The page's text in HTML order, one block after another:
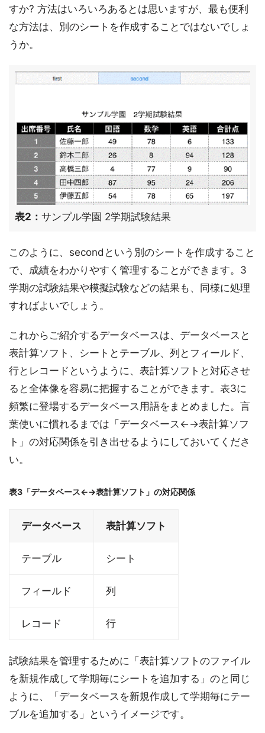
すか? 方法はいろいろあるとは思いますが、最も便利
な方法は、別のシートを作成することではないでしょ
うか。
表2： サンプル学園 2学期試験結果
このように、secondという別のシートを作成すること
で、成績をわかりやすく管理することができます。3
学期の試験結果や模擬試験などの結果も、同様に処理
すればよいでしょう。
これからご紹介するデータベースは、データベースと
表計算ソフト、シートとテーブル、列とフィールド、
行とレコードというように、表計算ソフトと対応させ
ると全体像を容易に把握することができます。表3に
頻繁に登場するデータベース用語をまとめました。言
葉使いに慣れるまでは「データベース←→表計算ソフ
ト」の対応関係を引き出せるようにしておいてくださ
い。
表3「データベース←→表計算ソフト」の対応関係
データベース 表計算ソフト
テーブル シート
フィールド 列
レコード 行
試験結果を管理するために「表計算ソフトのファイル
を新規作成して学期毎にシートを追加する」のと同じ
ように、「データベースを新規作成して学期毎にテー
ブルを追加する」というイメージです。